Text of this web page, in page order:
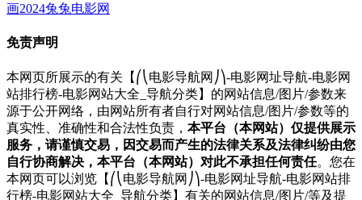
画2024兔兔电影网
免责声明
本网页所展示的有关【⎛⎝电影导航网⎠⎞-电影网址导航-电影网
站排行榜-电影网站大全_导航分类】的网站信息/图片/参数来
源于公开网络，由网站所有者自行对网站信息/图片/参数等的
真实性、准确性和合法性负责， 本平台（本网站）仅提供展示
服务，请谨慎交易，因交易而产生的法律关系及法律纠纷由您
自行协商解决，本平台（本网站）对此不承担任何责任。您在
本网页可以浏览【⎛⎝电影导航网⎠⎞-电影网址导航-电影网站排
行榜-电影网站大全_导航分类】有关的网站信息/图片/等及提